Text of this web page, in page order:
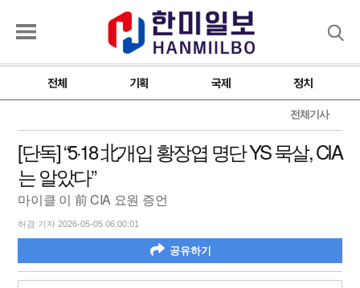
전체 기획 국제 정치
전체기사
[단독] “5·18 北개입 황장엽 명단 YS 묵살, CIA
는 알았다”
마이클 이 前 CIA 요원 증언
허겸 기자 2026-05-05 06:00:01
공유하기